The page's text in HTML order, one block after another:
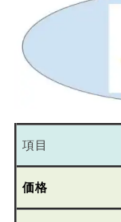
項目
価格